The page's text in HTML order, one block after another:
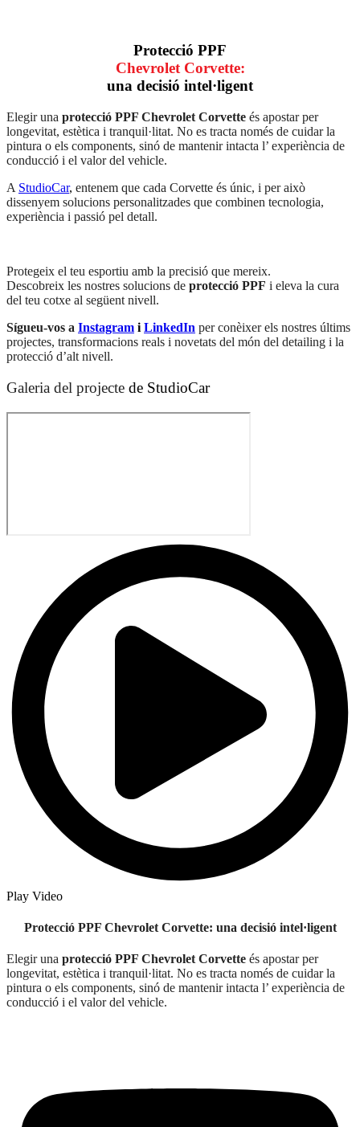
Protecció PPF
Chevrolet Corvette:
una decisió intel·ligent
Elegir una protecció PPF Chevrolet Corvette és apostar per
longevitat, estètica i tranquil·litat. No es tracta només de cuidar la
pintura o els components, sinó de mantenir intacta l’ experiència de
conducció i el valor del vehicle.
A StudioCar, entenem que cada Corvette és únic, i per això
dissenyem solucions personalitzades que combinen tecnologia,
experiència i passió pel detall.
Protegeix el teu esportiu amb la precisió que mereix.
Descobreix les nostres solucions de protecció PPF i eleva la cura
del teu cotxe al següent nivell.
Sígueu-vos a Instagram i LinkedIn per conèixer els nostres últims
projectes, transformacions reals i novetats del món del detailing i la
protecció d’alt nivell.
Galeria del projecte de StudioCar
Play Video
Protecció PPF Chevrolet Corvette: una decisió intel·ligent
Elegir una protecció PPF Chevrolet Corvette és apostar per
longevitat, estètica i tranquil·litat. No es tracta només de cuidar la
pintura o els components, sinó de mantenir intacta l’ experiència de
conducció i el valor del vehicle.